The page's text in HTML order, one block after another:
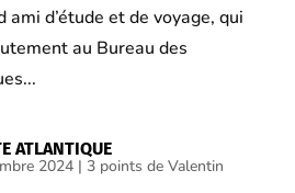
ami d’étude et de voyage, qui
au Bureau des
ATLANTIQUE
2024| 3 points de Valentin